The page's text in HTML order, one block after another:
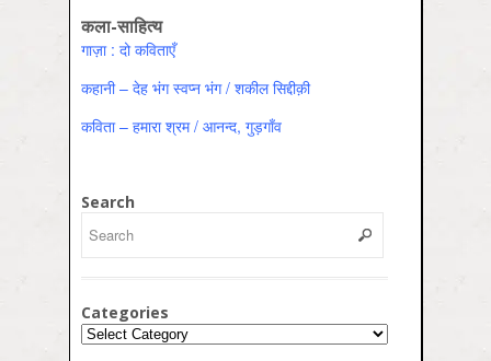
कला-साहित्य
गाज़ा : दो कविताएँ
कहानी – देह भंग स्वप्न भंग / शकील सिद्दीक़ी
कविता – हमारा श्रम / आनन्द, गुड़गाँव
Search
Categories
Categories